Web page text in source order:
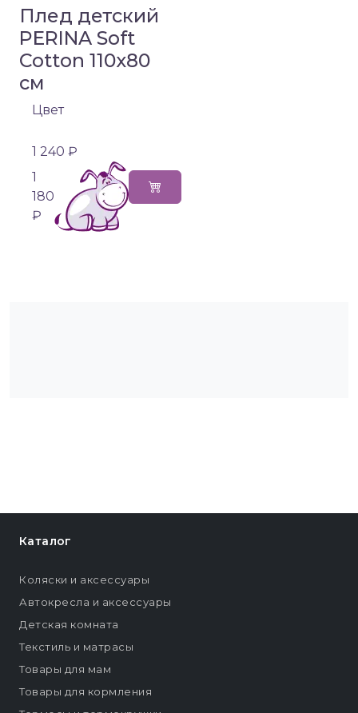
Плед детский
PERINA Soft
Cotton 110х80
см
Цвет
1 240 ₽
1
180
₽
Каталог
Коляски и аксессуары
Автокресла и аксессуары
Детская комната
Текстиль и матрасы
Товары для мам
Товары для кормления